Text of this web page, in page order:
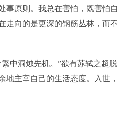
事原则。我总在害怕，既害怕
走向的是更深的钢筋丛林，而
中洞烛先机。”欲有苏轼之超
地主宰自己的生活态度。入世